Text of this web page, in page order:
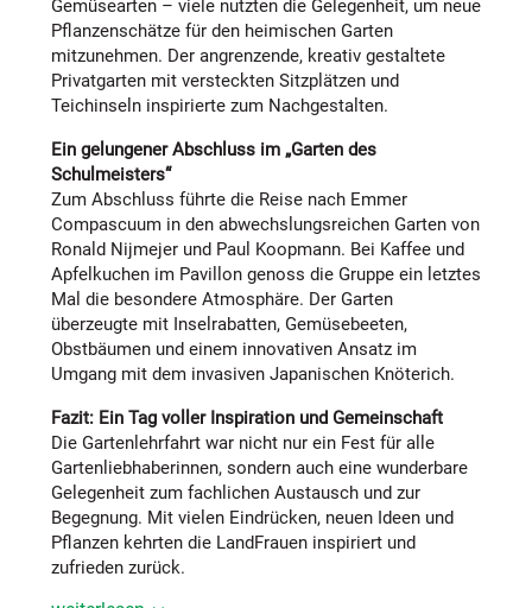
Gemüsearten – viele nutzten die Gelegenheit, um neue
Pflanzenschätze für den heimischen Garten
mitzunehmen. Der angrenzende, kreativ gestaltete
Privatgarten mit versteckten Sitzplätzen und
Teichinseln inspirierte zum Nachgestalten.
Ein gelungener Abschluss im „Garten des
Schulmeisters“
Zum Abschluss führte die Reise nach Emmer
Compascuum in den abwechslungsreichen Garten von
Ronald Nijmejer und Paul Koopmann. Bei Kaffee und
Apfelkuchen im Pavillon genoss die Gruppe ein letztes
Mal die besondere Atmosphäre. Der Garten
überzeugte mit Inselrabatten, Gemüsebeeten,
Obstbäumen und einem innovativen Ansatz im
Umgang mit dem invasiven Japanischen Knöterich.
Fazit: Ein Tag voller Inspiration und Gemeinschaft
Die Gartenlehrfahrt war nicht nur ein Fest für alle
Gartenliebhaberinnen, sondern auch eine wunderbare
Gelegenheit zum fachlichen Austausch und zur
Begegnung. Mit vielen Eindrücken, neuen Ideen und
Pflanzen kehrten die LandFrauen inspiriert und
zufrieden zurück.